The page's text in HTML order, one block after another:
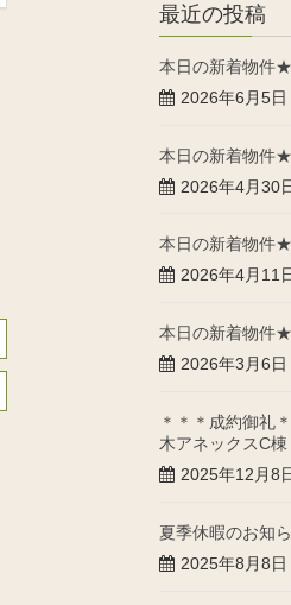
最近の投稿
本日の新着物件
2026年6月5日
本日の新着物件
2026年4月30
本日の新着物件
2026年4月11
本日の新着物件
2026年3月6日
＊＊＊成約御礼
木アネックスC棟
2025年12月8
夏季休暇のお知
2025年8月8日